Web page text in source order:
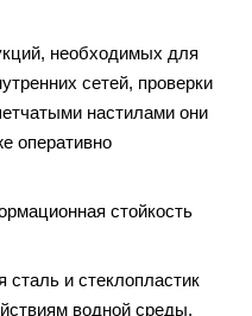
необходимых для
сетей, проверки
настилами они
оперативно
стойкость
сталь и стеклопластик
водной среды.